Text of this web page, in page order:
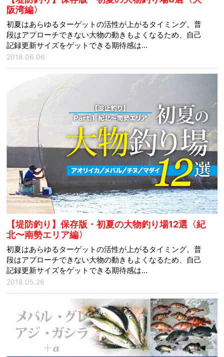
阪湾編〉
初夏はあらゆるターゲットの活性が上がるタイミング。普
段はアプローチできない大物の動きもよくなるため、自己
記録更新サイズをゲットできる期待感は...
2018.06.06
【堤防釣り】保存版・初夏の大物釣り場12選〈紀
北〜南勢エリア編〉
初夏はあらゆるターゲットの活性が上がるタイミング。普
段はアプローチできない大物の動きもよくなるため、自己
記録更新サイズをゲットできる期待感は...
2018.05.26